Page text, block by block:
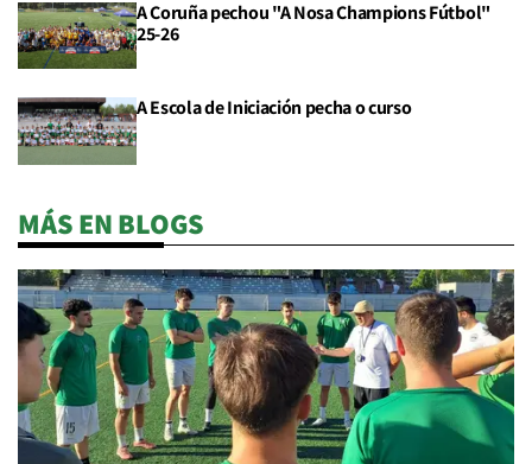
A Coruña pechou "A Nosa Champions Fútbol"
25-26
A Escola de Iniciación pecha o curso
MÁS EN BLOGS